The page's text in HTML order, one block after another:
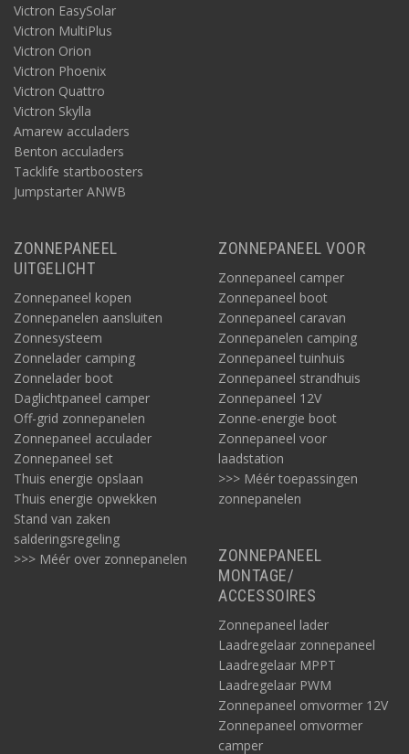
Victron EasySolar
Victron MultiPlus
Victron Orion
Victron Phoenix
Victron Quattro
Victron Skylla
Amarew acculaders
Benton acculaders
Tacklife startboosters
Jumpstarter ANWB
ZONNEPANEEL
UITGELICHT
Zonnepaneel kopen
Zonnepanelen aansluiten
Zonnesysteem
Zonnelader camping
Zonnelader boot
Daglichtpaneel camper
Off-grid zonnepanelen
Zonnepaneel acculader
Zonnepaneel set
Thuis energie opslaan
Thuis energie opwekken
Stand van zaken
salderingsregeling
>>> Méér over zonnepanelen
ZONNEPANEEL VOOR
Zonnepaneel camper
Zonnepaneel boot
Zonnepaneel caravan
Zonnepanelen camping
Zonnepaneel tuinhuis
Zonnepaneel strandhuis
Zonnepaneel 12V
Zonne-energie boot
Zonnepaneel voor
laadstation
>>> Méér toepassingen
zonnepanelen
ZONNEPANEEL
MONTAGE/
ACCESSOIRES
Zonnepaneel lader
Laadregelaar zonnepaneel
Laadregelaar MPPT
Laadregelaar PWM
Zonnepaneel omvormer 12V
Zonnepaneel omvormer
camper